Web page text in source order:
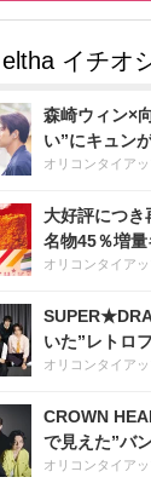
森崎ウィン×
い”にキュン
オリコンタイア
大好評につき
名物45％増
オリコンタイア
いた”レトロ
オリコンタイア
CROWN
で見えた”バ
オリコンタイア